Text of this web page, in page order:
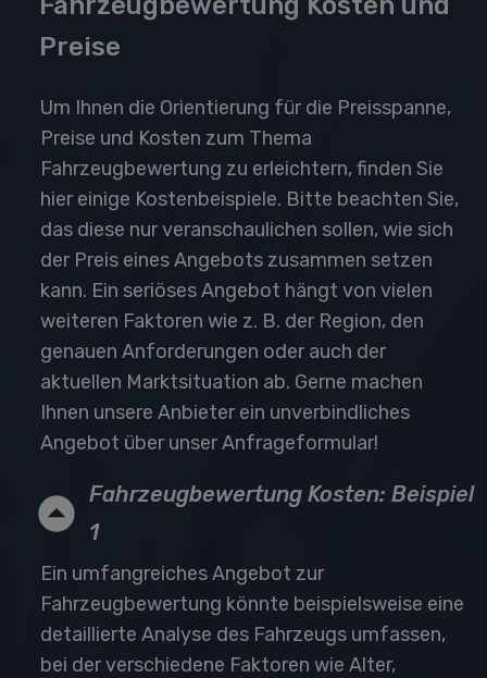
Preise
Um Ihnen die Orientierung für die Preisspanne,
Preise und Kosten zum Thema
Fahrzeugbewertung zu erleichtern, finden Sie
hier einige Kostenbeispiele. Bitte beachten Sie,
das diese nur veranschaulichen sollen, wie sich
der Preis eines Angebots zusammen setzen
kann. Ein seriöses Angebot hängt von vielen
weiteren Faktoren wie z. B. der Region, den
genauen Anforderungen oder auch der
aktuellen Marktsituation ab. Gerne machen
Ihnen unsere Anbieter ein unverbindliches
Angebot über unser Anfrageformular!
Fahrzeugbewertung Kosten: Beispiel
1
Ein umfangreiches Angebot zur
Fahrzeugbewertung könnte beispielsweise eine
detaillierte Analyse des Fahrzeugs umfassen,
bei der verschiedene Faktoren wie Alter,